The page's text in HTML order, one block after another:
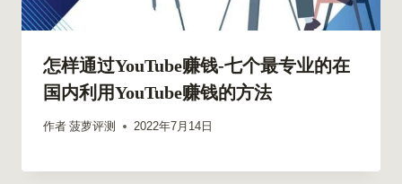
怎样通过YouTube赚钱-七个最专业的在
国内利用YouTube赚钱的方法
作者 菠萝评测 2022年7月14日